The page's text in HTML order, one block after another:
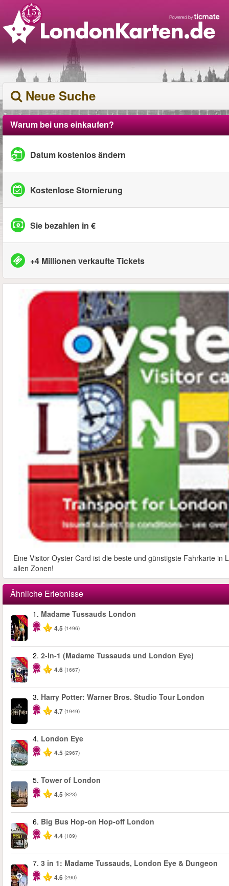
Neue Suche
Warum bei uns einkaufen?
Datum kostenlos ändern
Kostenlose Stornierung
Sie bezahlen in €
+4 Millionen verkaufte Tickets
Eine Visitor Oyster Card ist die beste und günstigste Fahrkarte
allen Zonen!
Ähnliche Erlebnisse
-25%
1. Madame Tussauds London
4.5 (1496)
-40%
2. 2-in-1 (Madame Tussauds und London Eye)
4.6 (1667)
3. Harry Potter: Warner Bros. Studio Tour London
4.7 (1949)
-25%
4. London Eye
4.5 (2967)
5. Tower of London
4.5 (823)
-40%
6. Big Bus Hop-on Hop-off London
4.4 (189)
-30%
7. 3 in 1: Madame Tussauds, London Eye & Dungeon
4.6 (290)